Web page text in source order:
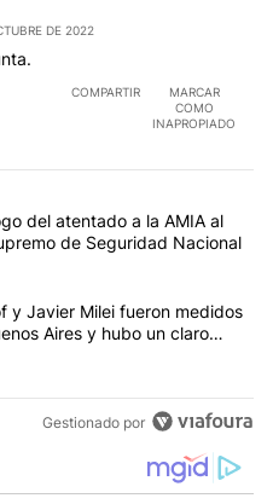
DE 2022
COMPARTIR
MARCAR
COMO
INAPROPIADO
con más comentarios en los
"Irán nombró al ideólogo
del atentado a la AMIA al
de Seguridad Nacional
"Encuesta: Axel Kicillof y
y Javier Milei fueron medidos
Aires y hubo un claro
Gestionado por